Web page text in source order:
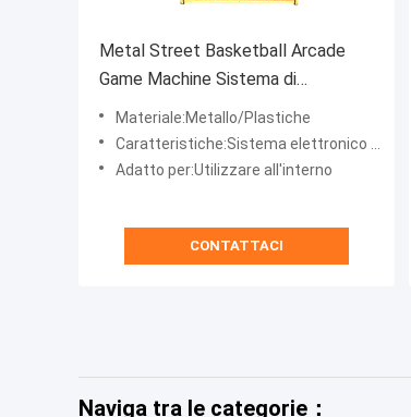
Metal Street Basketball Arcade
Game Machine Sistema di
punteggio elettronico a moneta
Materiale:Metallo/Plastiche
Caratteristiche:Sistema elettronico di punteggio
Adatto per:Utilizzare all'interno
CONTATTACI
Naviga tra le categorie：